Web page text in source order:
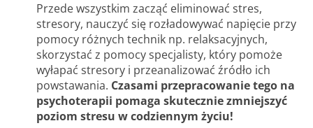
Przede wszystkim zacząć eliminować stres,
stresory, nauczyć się rozładowywać napięcie przy
pomocy różnych technik np. relaksacyjnych,
skorzystać z pomocy specjalisty, który pomoże
wyłapać stresory i przeanalizować źródło ich
powstawania. Czasami przepracowanie tego na
psychoterapii pomaga skutecznie zmniejszyć
poziom stresu w codziennym życiu!